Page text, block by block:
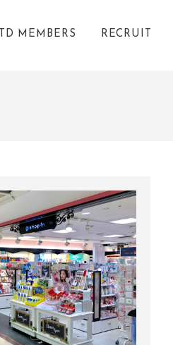
TD MEMBERS RECRUIT